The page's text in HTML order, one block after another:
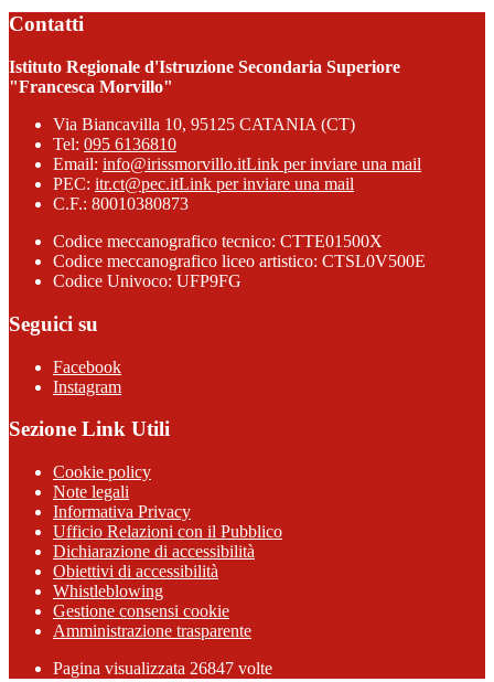
Contatti
Istituto Regionale d'Istruzione Secondaria Superiore
"Francesca Morvillo"
Via Biancavilla 10, 95125 CATANIA (CT)
Tel: 095 6136810
Email: info@irissmorvillo.itLink per inviare una mail
PEC: itr.ct@pec.itLink per inviare una mail
C.F.: 80010380873
Codice meccanografico tecnico: CTTE01500X
Codice meccanografico liceo artistico: CTSL0V500E
Codice Univoco: UFP9FG
Seguici su
Facebook
Instagram
Sezione Link Utili
Cookie policy
Note legali
Informativa Privacy
Ufficio Relazioni con il Pubblico
Dichiarazione di accessibilità
Obiettivi di accessibilità
Whistleblowing
Gestione consensi cookie
Amministrazione trasparente
Pagina visualizzata 26847 volte